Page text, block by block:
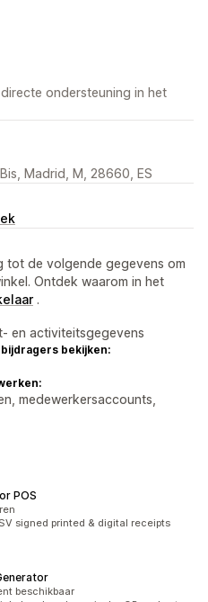
ondersteuning in het
Madrid, M, 28660, ES
tot de volgende gegevens om
Ontdek waarom in het
.
en activiteitsgegevens
bekijken:
medewerkersaccounts,
POS
signed printed & digital receipts
beschikbaar